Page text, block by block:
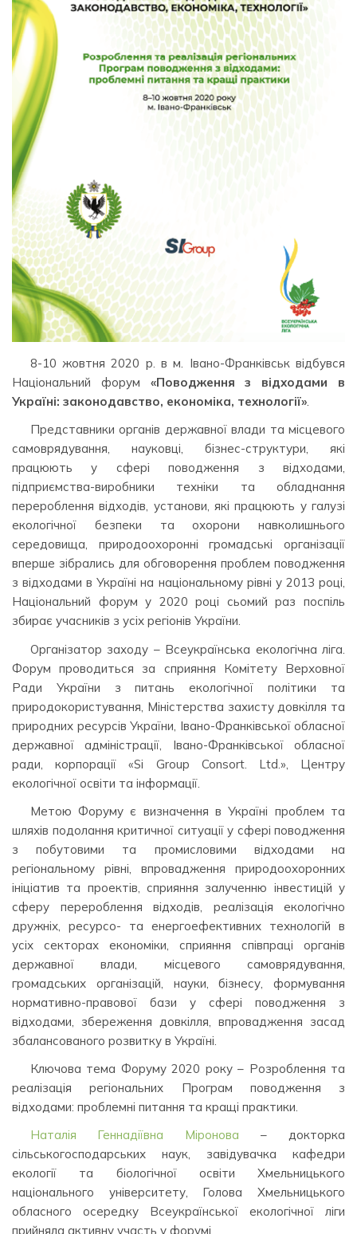
8-10 жовтня 2020 р. в м. Івано-Франківськ відбувся
Національний форум «Поводження з відходами в
Україні: законодавство, економіка, технології».
Представники органів державної влади та місцевого
самоврядування, науковці, бізнес-структури, які
працюють у сфері поводження з відходами,
підприємства-виробники техніки та обладнання
перероблення відходів, установи, які працюють у галузі
екологічної безпеки та охорони навколишнього
середовища, природоохоронні громадські організації
вперше зібрались для обговорення проблем поводження
з відходами в Україні на національному рівні у 2013 році,
Національний форум у 2020 році сьомий раз поспіль
збирає учасників з усіх регіонів України.
Організатор заходу – Всеукраїнська екологічна ліга.
Форум проводиться за сприяння Комітету Верховної
Ради України з питань екологічної політики та
природокористування, Міністерства захисту довкілля та
природних ресурсів України, Івано-Франківської обласної
державної адміністрації, Івано-Франківської обласної
ради, корпорації «Si Group Consort. Ltd.», Центру
екологічної освіти та інформації.
Метою Форуму є визначення в Україні проблем та
шляхів подолання критичної ситуації у сфері поводження
з побутовими та промисловими відходами на
регіональному рівні, впровадження природоохоронних
ініціатив та проектів, сприяння залученню інвестицій у
сферу перероблення відходів, реалізація екологічно
дружніх, ресурсо- та енергоефективних технологій в
усіх секторах економіки, сприяння співпраці органів
державної влади, місцевого самоврядування,
громадських організацій, науки, бізнесу, формування
нормативно-правової бази у сфері поводження з
відходами, збереження довкілля, впровадження засад
збалансованого розвитку в Україні.
Ключова тема Форуму 2020 року – Розроблення та
реалізація регіональних Програм поводження з
відходами: проблемні питання та кращі практики.
Наталія Геннадіївна Міронова – докторка
сільськогосподарських наук, завідувачка кафедри
екології та біологічної освіти Хмельницького
національного університету, Голова Хмельницького
обласного осередку Всеукраїнської екологічної ліги
прийняла активну участь у форумі.